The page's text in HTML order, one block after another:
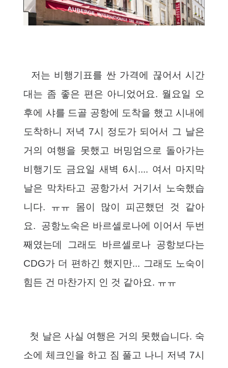
저는 비행기표를 싼 가격에 끊어서 시간
대는 좀 좋은 편은 아니었어요. 월요일 오
후에 샤를 드골 공항에 도착을 했고 시내에
도착하니 저녁 7시 정도가 되어서 그 날은
거의 여행을 못했고 버밍엄으로 돌아가는
비행기도 금요일 새벽 6시.... 여서 마지막
날은 막차타고 공항가서 거기서 노숙했습
니다. ㅠㅠ 몸이 많이 피곤했던 것 같아
요. 공항노숙은 바르셀로나에 이어서 두번
째였는데 그래도 바르셀로나 공항보다는
CDG가 더 편하긴 했지만... 그래도 노숙이
힘든 건 마찬가지 인 것 같아요. ㅠㅠ
첫 날은 사실 여행은 거의 못했습니다. 숙
소에 체크인을 하고 짐 풀고 나니 저녁 7시